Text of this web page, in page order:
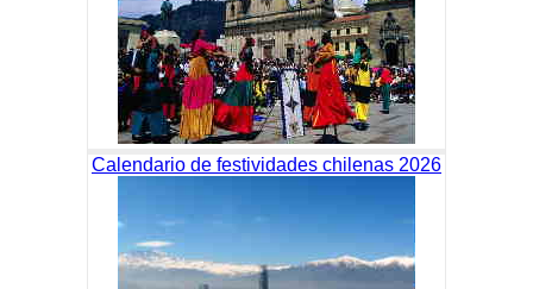
Calendario de festividades chilenas 2026